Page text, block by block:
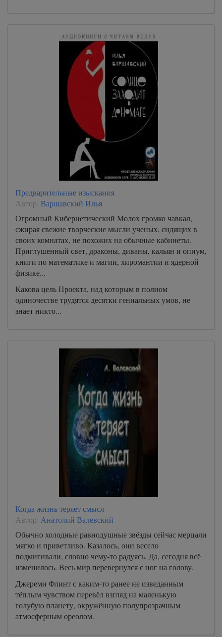
Предварительные изыскания
Автор: Варшавский Илья
Огромный Кибернетический Молох громко чавкал,
сжирая свежие творческие мысли ученых, сидящих в
своих комнатах, не похожих на обычные кабинеты.
Приглушенный свет, драконы, диваны, кальян и опиум,
книги по математике и магии, хиромантии и ядерной
физике...
Какова цель Проекта, над которым в полном
одиночестве трудятся десятки гениальных умов, не
знает никто...
Когда жизнь теряет смысл
Автор: Анатолий Валевский
Обычно холодные равнодушные звёзды сейчас мерцали
мягко и приветливо. Казалось, они весело
подмигивали, словно чему-то радуясь. Да, сегодня всё
изменилось. Весь мир перевернулся с ног на голову.
Джереми Флинт с каким-то ранее не изведанным
тёплым чувством перевёл взгляд на маленькую
голубую планету, окружённую полупрозрачным
атмосферным ореолом.